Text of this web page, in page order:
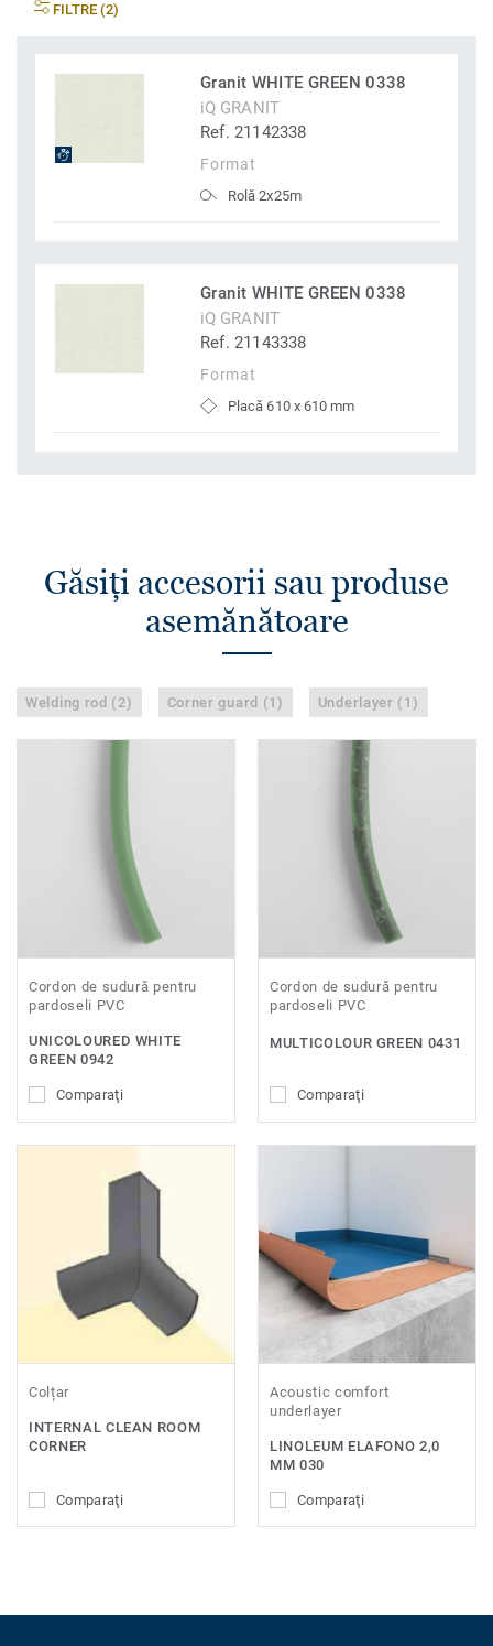
FILTRE (2)
Granit WHITE GREEN 0338
iQ GRANIT
Ref. 21142338
Format
Rolă 2x25m
Granit WHITE GREEN 0338
iQ GRANIT
Ref. 21143338
Format
Placă 610 x 610 mm
Găsiţi accesorii sau produse
asemănătoare
Welding rod (2) Corner guard (1) Underlayer (1)
Cordon de sudură pentru
pardoseli PVC
UNICOLOURED WHITE
GREEN 0942
Comparaţi
Cordon de sudură pentru
pardoseli PVC
MULTICOLOUR GREEN 0431
Comparaţi
Colțar
INTERNAL CLEAN ROOM
CORNER
Comparaţi
Acoustic comfort
underlayer
LINOLEUM ELAFONO 2,0
MM 030
Comparaţi